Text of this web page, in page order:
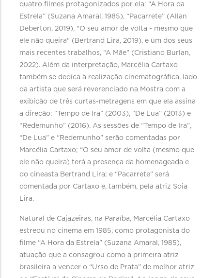
quatro filmes protagonizados por ela: “A Hora da
Estrela” (Suzana Amaral, 1985), “Pacarrete” (Allan
Deberton, 2019), "O seu amor de volta - mesmo que
ele não queira" (Bertrand Lira, 2019), e um dos seus
mais recentes trabalhos, “A Mãe” (Cristiano Burlan,
2022). Além da interpretação, Marcélia Cartaxo
também se dedica à realização cinematográfica, lado
da artista que será reverenciado na Mostra com a
exibição de três curtas-metragens em que ela assina
a direção: “Tempo de Ira” (2003), “De Lua” (2013) e
“Redemunho” (2016). As sessões de “Tempo de Ira”,
“De Lua” e “Redemunho” serão comentadas por
Marcélia Cartaxo; “O seu amor de volta (mesmo que
ele não queira) terá a presença da homenageada e
do cineasta Bertrand Lira; e “Pacarrete” será
comentada por Cartaxo e, também, pela atriz Soia
Lira.
Natural de Cajazeiras, na Paraíba, Marcélia Cartaxo
estreou no cinema em 1985, como protagonista do
filme “A Hora da Estrela” (Suzana Amaral, 1985),
atuação que a consagrou como a primeira atriz
brasileira a vencer o “Urso de Prata” de melhor atriz